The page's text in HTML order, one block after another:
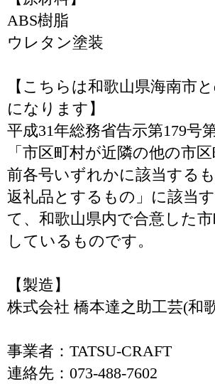
ABS樹脂
ウレタン塗装
【こちらは和歌山県海南市
になります】
平成31年総務省告示第179号
「市区町村が近隣の他の市
前各号いずれかに該当する
返礼品とするもの」に該当
て、和歌山県内で合意した
しているものです。
【製造】
株式会社 橋本達之助工芸(和
事業者：TATSU-CRAFT
連絡先：073-488-7602